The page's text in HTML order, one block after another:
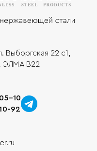
Выборгская 22 с1,
ЭЛМА В22
10
92